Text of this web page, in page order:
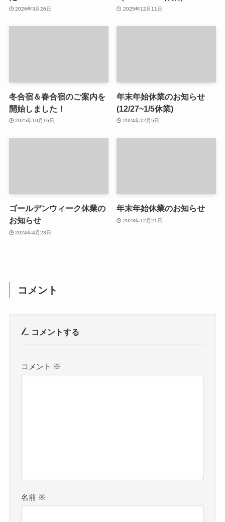
2026年3月26日 2025年12月11日
冬合宿＆春合宿のご案内を
開始しました！
2025年10月16日
年末年始休業のお知らせ
(12/27~1/5休業)
2024年12月5日
ゴールデンウィーク休業の
お知らせ
2024年4月23日
年末年始休業のお知らせ
2023年12月21日
コメント
コメントする
コメント ※
名前 ※